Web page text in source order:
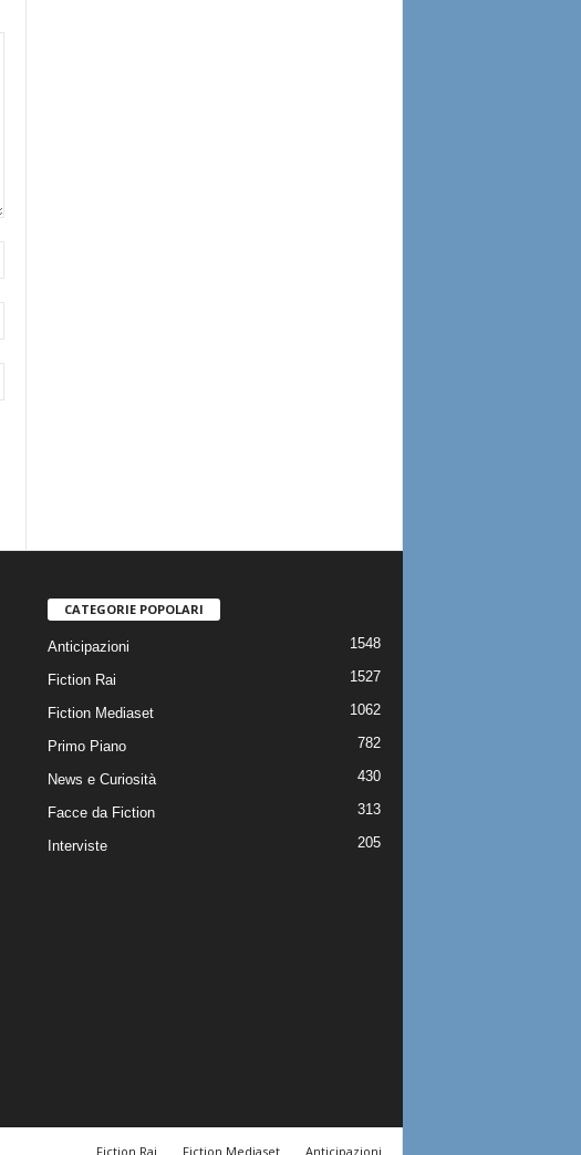
CATEGORIE POPOLARI
Anticipazioni 1548
Fiction Rai 1527
Fiction Mediaset 1062
Primo Piano 782
News e Curiosità 430
Facce da Fiction 313
Interviste 205
Fiction Rai Fiction Mediaset Anticipazioni